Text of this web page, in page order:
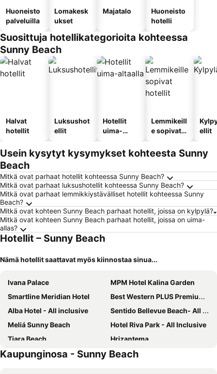
Huoneisto
palveluilla
Lomakesk
ukset
Majatalo
Huoneisto
hotelli
Suosittuja hotellikategorioita kohteessa
Sunny Beach
Halvat
hotellit
Luksushot
ellit
Hotellit
uima-
Lemmikeill
e sopivat
ellit
Usein kysytyt kysymykset kohteesta Sunny
Beach
Mitkä ovat parhaat hotellit kohteessa Sunny Beach?
Mitkä ovat parhaat luksushotellit kohteessa Sunny Beach?
Mitkä ovat parhaat lemmikkiystävälliset hotellit kohteessa Sunny
Beach?
Mitkä ovat kohteen Sunny Beach parhaat hotellit, joissa on kylpylä?
Mitkä ovat kohteen Sunny Beach parhaat hotellit, joissa on uima-
allas?
Hotellit – Sunny Beach
Nämä hotellit saattavat myös kiinnostaa sinua...
Ivana Palace
MPM Hotel Kalina Garden
Smartline Meridian Hotel
Best Western PLUS Premium Inn
Alba Hotel - All inclusive
Sentido Bellevue Beach- All Inclusive & Beach Access
Meliá Sunny Beach
Hotel Riva Park - All Inclusive
Tiara Beach
Hrizantema
Mena Palace
Sunny Day Club Hotel
Kaupunginosa - Sunny Beach